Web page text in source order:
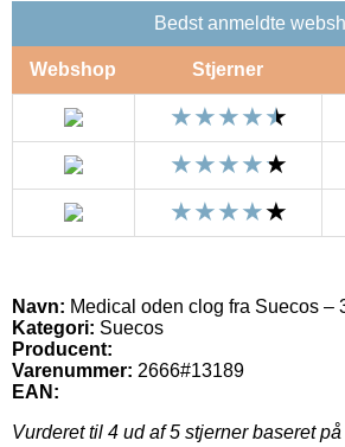
Bedst anmeldte
Webshop Stjerner
Navn: Medical oden clog fra Suecos –
Kategori: Suecos
Producent:
Varenummer: 2666#13189
EAN:
Vurderet til 4 ud af 5 stjerner baseret på